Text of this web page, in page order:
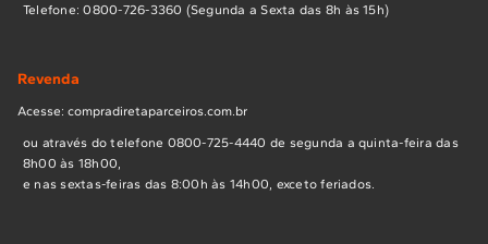
Telefone: 0800-726-3360 (Segunda a Sexta das 8h às 15h)
Revenda
Acesse: compradiretaparceiros.com.br
ou através do telefone 0800-725-4440 de segunda a quinta-feira das
8h00 às 18h00,
e nas sextas-feiras das 8:00h às 14h00, exceto feriados.